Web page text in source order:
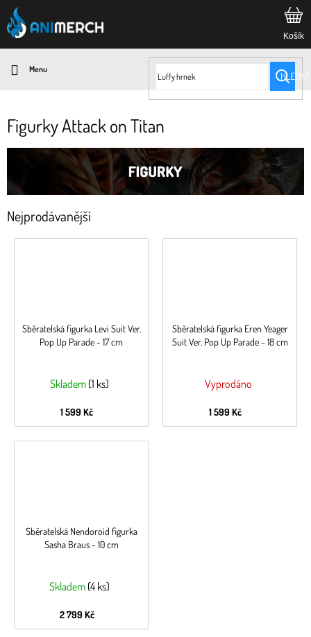
Přejít
na
obsah
HLEDAT
Figurky Attack on Titan
Nejprodávanější
Sběratelská figurka Levi Suit Ver.
Pop Up Parade - 17 cm
Skladem (1 ks)
1 599 Kč
Sběratelská figurka Eren Yeager
Suit Ver. Pop Up Parade - 18 cm
Vyprodáno
1 599 Kč
Sběratelská Nendoroid figurka
Sasha Braus - 10 cm
Skladem (4 ks)
2 799 Kč